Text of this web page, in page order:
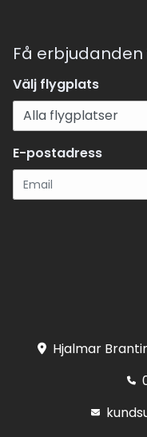
Få
Välj flygplats
E-postadress
Hjalmar